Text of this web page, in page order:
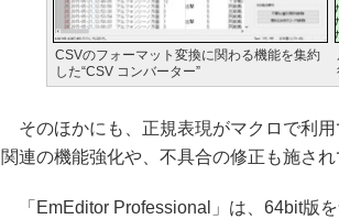
CSVのフォーマット変換に関わる機能を集約
した“CSV コンバーター”
そのほかにも、正規表現がマクロで利
関連の機能強化や、不具合の修正も施され
「EmEditor Professional」は、64bit版